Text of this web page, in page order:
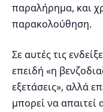
παραλήρημα, και
παρακολούθηση.
Σε αυτές τις
επειδή «η
εξετάσεις», αλλά
μπορεί να απαιτεί